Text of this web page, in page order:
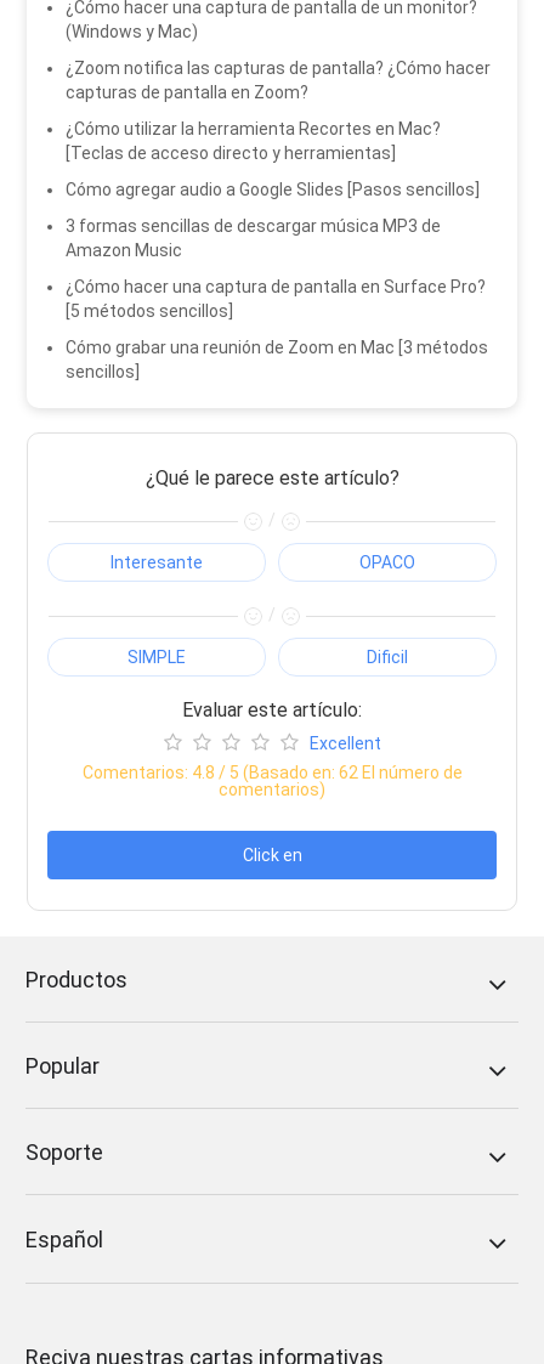
¿Cómo hacer una captura de pantalla de un monitor?
(Windows y Mac)
¿Zoom notifica las capturas de pantalla? ¿Cómo hacer
capturas de pantalla en Zoom?
¿Cómo utilizar la herramienta Recortes en Mac?
[Teclas de acceso directo y herramientas]
Cómo agregar audio a Google Slides [Pasos sencillos]
3 formas sencillas de descargar música MP3 de
Amazon Music
¿Cómo hacer una captura de pantalla en Surface Pro?
[5 métodos sencillos]
Cómo grabar una reunión de Zoom en Mac [3 métodos
sencillos]
¿Qué le parece este artículo?
/
Interesante OPACO
/
SIMPLE Dificil
Evaluar este artículo:
Excellent
Comentarios: 4.8 / 5 (Basado en: 62 El número de
comentarios)
Click en
Productos
Popular
Soporte
Español
Reciva nuestras cartas informativas